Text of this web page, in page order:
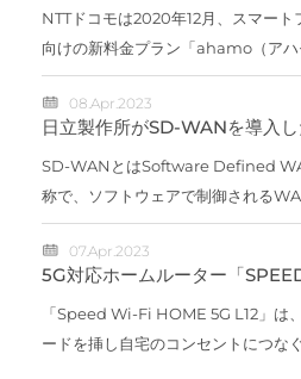
ー）」新...
得？ 【5つのポイント】でチ
NTTドコモは2020年12月、スマート
向けの新料金プラン「ahamo（アハ
を発表しました。「ahamo（アハモ
Webサイト（出典：ahamo）「スマ
の値下げ」が取り沙汰される中に登
ahamoとは、どの...
08.Apr.2023
日立製作所がSD-WANを導入し
SD-WANとはSoftware Defined
称で、ソフトウェアで制御される
とだ。SD-WANではそれぞれの拠点
WANルーターを設置し、専用線や
インターネット回線など物理回線の
的なネットワークを...
07.Apr.2023
5G対応ホームルーター「
「Speed Wi-Fi HOME 5G L12」は
ードを挿し自宅のコンセントにつな